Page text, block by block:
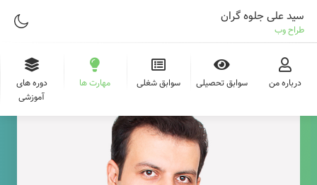
سید علی جلوه گران
طراح وب
درباره من سوابق تحصیلی سوابق شغلی مهارت ها
دوره های
آموزشی